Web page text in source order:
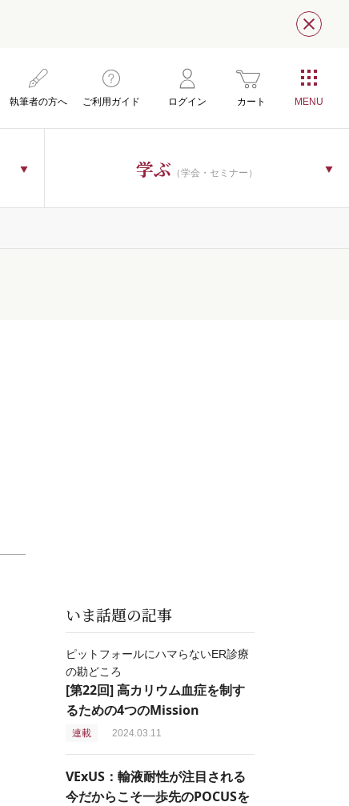
閉じ
執筆者の方へ ご利用ガイド ログイン カート
学ぶ （学会・セミナー）
いま話題の記事
ピットフォールにハマらないER診療
の勘どころ
[第22回] 高カリウム血症を制す
るための4つのMission
連載 2024.03.11
VExUS：輸液耐性が注目される
今だからこそ一歩先のPOCUSを